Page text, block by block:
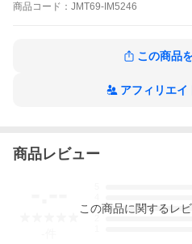
商品 コード： JMT69-IM5246
この商品
アフィリエイ
商品レビュー
3
この商品に関するレ